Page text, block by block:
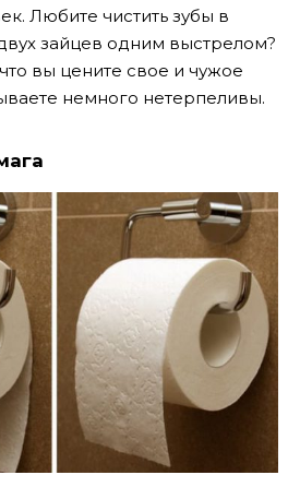
Любите чистить зубы в
зайцев одним выстрелом?
вы цените свое и чужое
немного нетерпеливы.